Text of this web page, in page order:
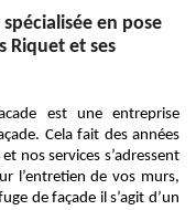
en pose
Riquet et ses
est une entreprise
Cela fait des années
nos services s’adressent
l’entretien de vos murs,
de façade il s’agit d’un